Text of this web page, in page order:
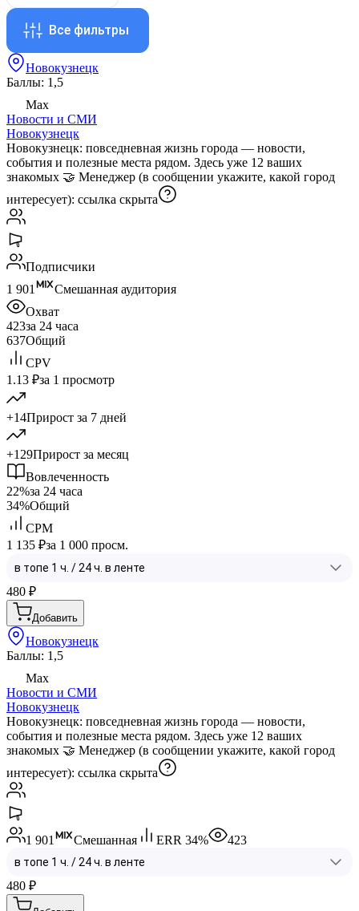
Все фильтры
Новокузнецк
Баллы: 1,5
Max
Новости и СМИ
Новокузнецк
Новокузнецк: повседневная жизнь города — новости,
события и полезные места рядом. Здесь уже 12 ваших
знакомых 🤝 Менеджер (в сообщении укажите, какой город
интересует): ссылка скрыта
Подписчики
1 901
Смешанная аудитория
Охват
423за 24 часа
637Общий
CPV
1.13 ₽за 1 просмотр
+14Прирост за 7 дней
+129Прирост за месяц
Вовлеченность
22%за 24 часа
34%Общий
CPM
1 135 ₽за 1 000 просм.
480 ₽
Добавить
Новокузнецк
Баллы: 1,5
Max
Новости и СМИ
Новокузнецк
Новокузнецк: повседневная жизнь города — новости,
события и полезные места рядом. Здесь уже 12 ваших
знакомых 🤝 Менеджер (в сообщении укажите, какой город
интересует): ссылка скрыта
1 901 Смешанная ERR 34% 423
480 ₽